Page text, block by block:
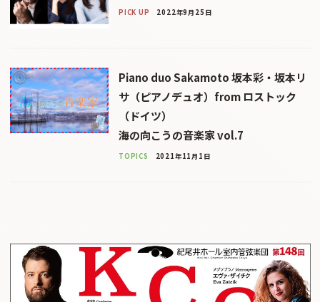
PICK UP 2022年9月25日
Piano duo Sakamoto​ ​坂本彩・坂本リ
サ（ピアノデュオ）from ロストック
（ドイツ）
海の向こうの音楽家 vol.7
TOPICS 2021年11月1日